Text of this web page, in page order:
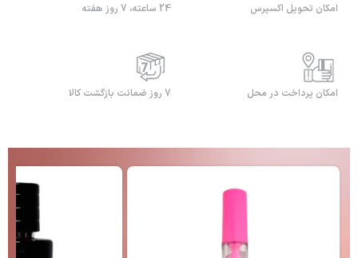
امکان تحویل اکسپرس 24 ساعته، 7 روز هفته
امکان پرداخت در محل 7 روز ضمانت بازگشت کالا